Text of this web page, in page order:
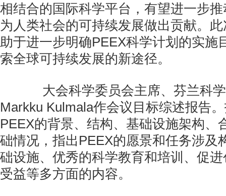
相结合的国际科学平台，有望进一步
为人类社会的可持续发展做出贡献。
助于进一步明确PEEX科学计划的实施
索全球可持续发展的新途径。
大会科学委员会主席、芬兰科学
Markku Kulmala作会议目标综述报告
PEEX的背景、结构、基础设施架构、
础情况，指出PEEX的愿景和任务涉及
础设施、优秀的科学教育和培训、促
受益等多方面的内容。